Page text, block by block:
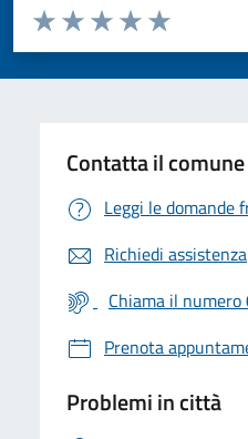
Valuta da 1 a 5 stelle la pagina
Valuta 5
Valuta 4 stelle
Valuta 3 stelle su 5
Valuta 2 stelle su 5
Valuta 1 stelle su 5
Contatta il comune
Leggi le domande
Richiedi assistenza
Chiama il
Prenota
Problemi in città